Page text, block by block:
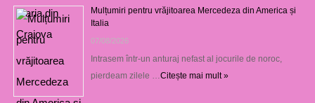
Mulțumiri pentru vrăjitoarea Mercedeza din America și
Italia
07/08/2026
Intrasem într-un anturaj nefast al jocurile de noroc,
pierdeam zilele … Citește mai mult »